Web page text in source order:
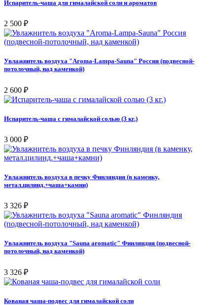
Испаритель-чаша для гималайской соли и ароматов
2 500 ₽
Увлажнитель воздуха "Aroma-Lampa-Sauna" Россия (подвесной-
потолочный, над каменкой)
2 600 ₽
Испаритель-чаша с гималайской солью (3 кг.)
3 000 ₽
Увлажнитель воздуха в печку Финляндия (в каменку,
метал.цилинд.+чаша+камни)
3 326 ₽
Увлажнитель воздуха "Sauna aromatic" Финляндия (подвесной-
потолочный, над каменкой)
3 326 ₽
Кованая чаша-подвес для гималайской соли